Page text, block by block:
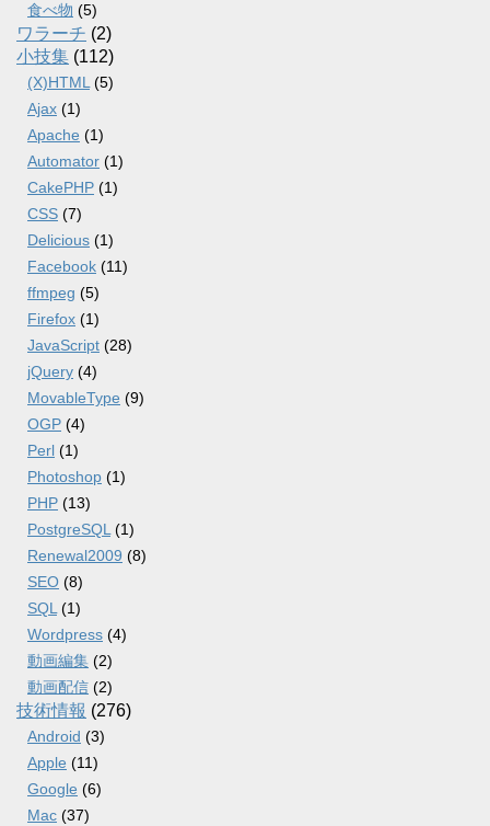
食べ物 (5)
ワラーチ (2)
小技集 (112)
(X)HTML(5)
Ajax (1)
Apache (1)
Automator (1)
CakePHP (1)
CSS (7)
Delicious (1)
Facebook (11)
ffmpeg (5)
Firefox (1)
JavaScript (28)
jQuery (4)
MovableType (9)
OGP (4)
Perl (1)
Photoshop (1)
PHP (13)
PostgreSQL(1)
Renewal2009 (8)
SEO (8)
SQL(1)
Wordpress (4)
動画編集 (2)
動画配信 (2)
技術情報 (276)
Android (3)
Apple (11)
Google (6)
Mac (37)